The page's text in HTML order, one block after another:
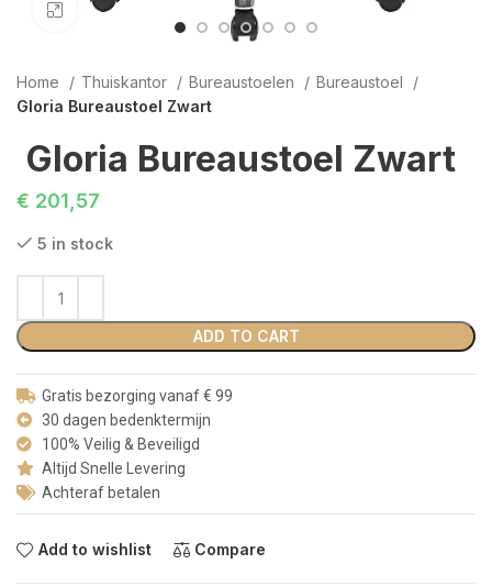
Click to enlarge
Home Thuiskantor Bureaustoelen
Bureaustoel
Gloria Bureaustoel Zwart
Gloria Bureaustoel Zwart
€ 201,57
5 in stock
ADD TO CART
Gratis bezorging vanaf € 99
30 dagen bedenktermijn
100% Veilig & Beveiligd
Altijd Snelle Levering
Achteraf betalen
Add to wishlist Compare